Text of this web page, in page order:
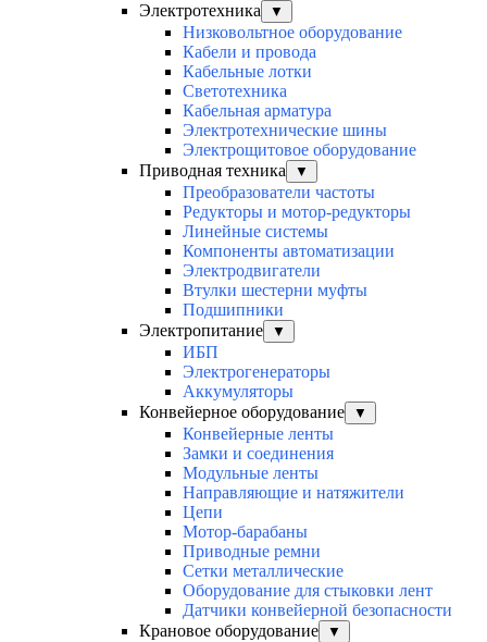
Электротехника ▼
Низковольтное оборудование
Кабели и провода
Кабельные лотки
Светотехника
Кабельная арматура
Электротехнические шины
Электрощитовое оборудование
Приводная техника
▼
Преобразователи частоты
Редукторы и мотор-редукторы
Линейные системы
Компоненты автоматизации
Электродвигатели
Втулки шестерни муфты
Подшипники
Электропитание
▼
ИБП
Электрогенераторы
Аккумуляторы
Конвейерное оборудование
▼
Конвейерные ленты
Замки и соединения
Модульные ленты
Направляющие и натяжители
Цепи
Мотор-барабаны
Приводные ремни
Сетки металлические
Оборудование для стыковки лент
Датчики конвейерной безопасности
Крановое оборудование
▼